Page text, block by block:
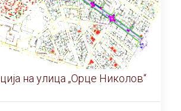
на улица „Орце Николов“